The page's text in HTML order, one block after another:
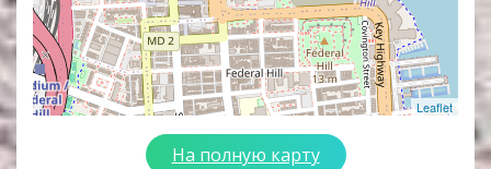
Leaflet
На полную карту